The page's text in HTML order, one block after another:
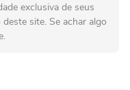
exclusiva de seus
site. Se achar algo